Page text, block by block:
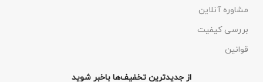
مشاوره آنلاین
بررسی کیفیت
قوانین
از جدیدترین تخفیف‌ها باخبر شوید